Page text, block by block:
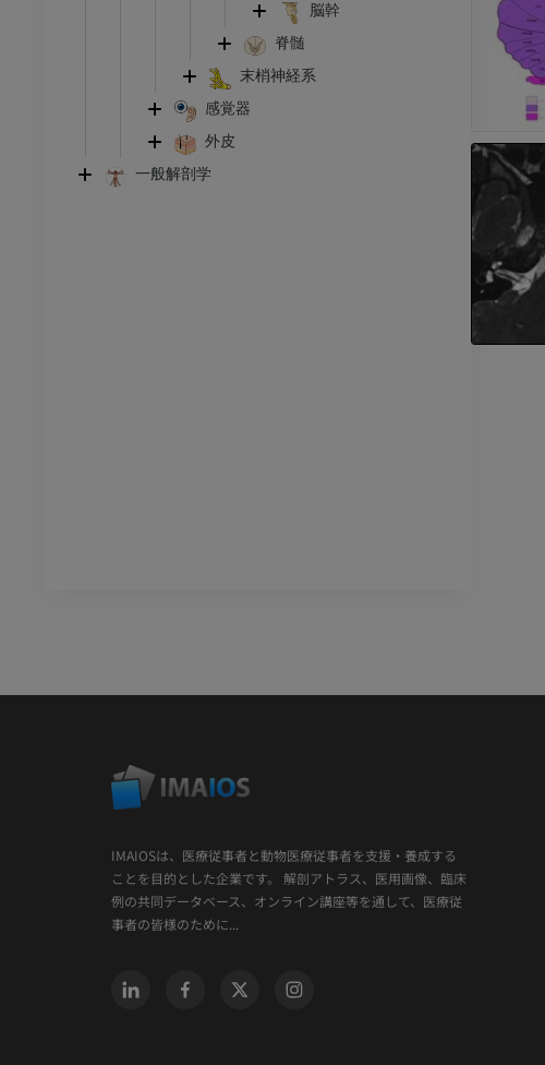
脳幹
脊髄
末梢神経系
感覚器
外皮
一般解剖学
レーション
下肢X線
X線画像
無料
IMAIOSは、医療従事者と動物医療従事者を支援・養成する
ことを目的とした企業です。 解剖アトラス、医用画像、臨床
例の共同データベース、オンライン講座等を通して、医療従
事者の皆様のために...